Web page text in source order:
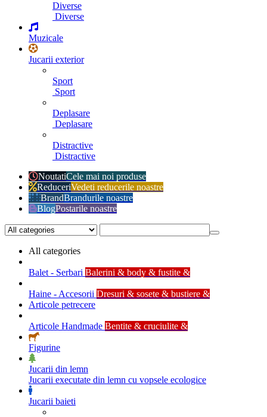
Diverse
Diverse
Muzicale
Jucarii exterior
Sport
Sport
Deplasare
Deplasare
Distractive
Distractive
NoutatiCele mai noi produse
ReduceriVedeti reducerile noastre
BrandBrandurile noastre
BlogPostarile noastre
All categories
Balet - Serbari Balerini & body & fustite &
Haine - Accesorii Dresuri & sosete & bustiere &
Articole petrecere
Articole Handmade Bentite & cruciulite &
Figurine
Jucarii din lemn
Jucarii executate din lemn cu vopsele ecologice
Jucarii baieti